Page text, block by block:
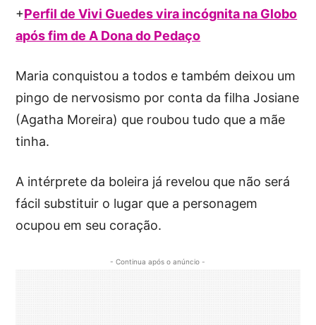
+Perfil de Vivi Guedes vira incógnita na Globo
após fim de A Dona do Pedaço
Maria conquistou a todos e também deixou um
pingo de nervosismo por conta da filha Josiane
(Agatha Moreira) que roubou tudo que a mãe
tinha.
A intérprete da boleira já revelou que não será
fácil substituir o lugar que a personagem
ocupou em seu coração.
- Continua após o anúncio -